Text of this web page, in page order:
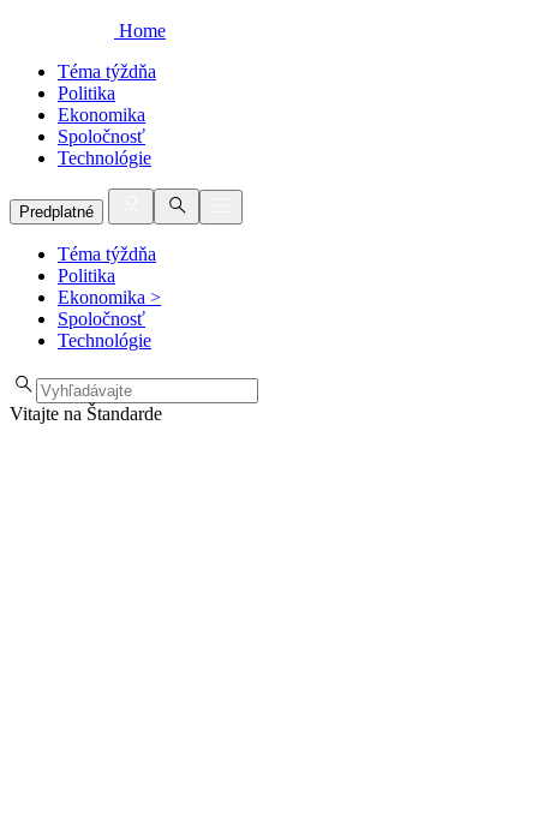
Home
Téma týždňa
Politika
Ekonomika
Spoločnosť
Technológie
Predplatné
Téma týždňa
Politika
Ekonomika >
Spoločnosť
Technológie
Vitajte na Štandarde